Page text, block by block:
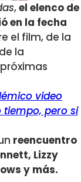
,el elenco de
en la fecha
el film, de la
la
video
tiempo, pero si
reencuentro
Lizzy
y más.